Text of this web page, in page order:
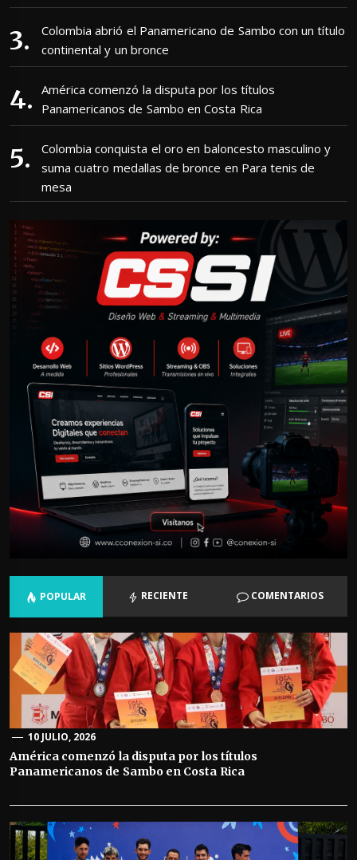
Colombia abrió el Panamericano de Sambo con un título
continental y un bronce
América comenzó la disputa por los títulos
Panamericanos de Sambo en Costa Rica
Colombia conquista el oro en baloncesto masculino y
suma cuatro medallas de bronce en Para tenis de
mesa
POPULAR RECIENTE COMENTARIOS
10 JULIO, 2026
América comenzó la disputa por los títulos
Panamericanos de Sambo en Costa Rica